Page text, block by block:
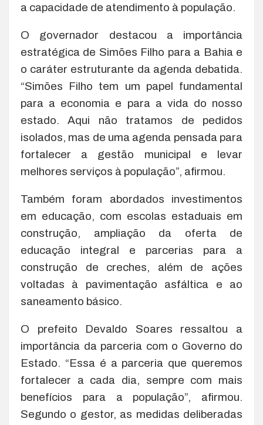
a capacidade de atendimento à população.
O governador destacou a importância
estratégica de Simões Filho para a Bahia e
o caráter estruturante da agenda debatida.
“Simões Filho tem um papel fundamental
para a economia e para a vida do nosso
estado. Aqui não tratamos de pedidos
isolados, mas de uma agenda pensada para
fortalecer a gestão municipal e levar
melhores serviços à população”, afirmou.
Também foram abordados investimentos
em educação, com escolas estaduais em
construção, ampliação da oferta de
educação integral e parcerias para a
construção de creches, além de ações
voltadas à pavimentação asfáltica e ao
saneamento básico.
O prefeito Devaldo Soares ressaltou a
importância da parceria com o Governo do
Estado. “Essa é a parceria que queremos
fortalecer a cada dia, sempre com mais
benefícios para a população”, afirmou.
Segundo o gestor, as medidas deliberadas